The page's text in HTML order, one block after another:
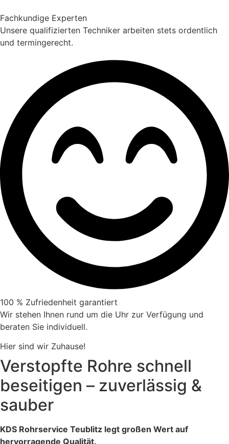
Fachkundige Experten
Unsere qualifizierten Techniker arbeiten stets ordentlich
und termingerecht.
100 % Zufriedenheit garantiert
Wir stehen Ihnen rund um die Uhr zur Verfügung und
beraten Sie individuell.
Hier sind wir Zuhause!
Verstopfte Rohre schnell
beseitigen – zuverlässig &
sauber
KDS Rohrservice Teublitz legt großen Wert auf
hervorragende Qualität.